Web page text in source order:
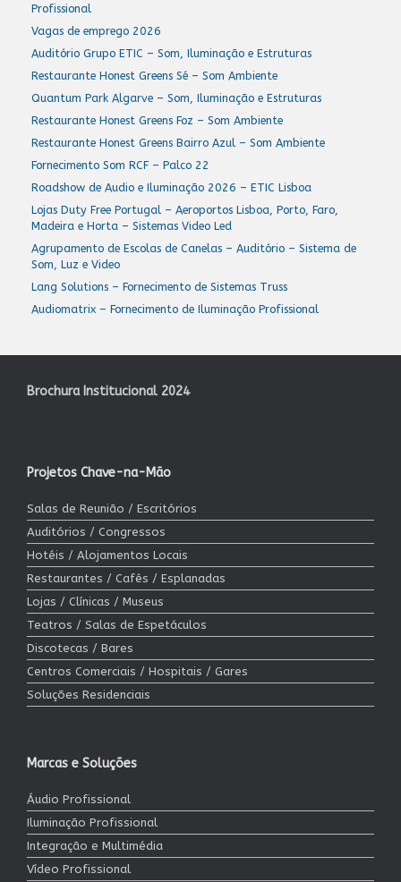
Profissional
Vagas de emprego 2026
Auditório Grupo ETIC – Som, Iluminação e Estruturas
Restaurante Honest Greens Sé – Som Ambiente
Quantum Park Algarve – Som, Iluminação e Estruturas
Restaurante Honest Greens Foz – Som Ambiente
Restaurante Honest Greens Bairro Azul – Som Ambiente
Fornecimento Som RCF – Palco 22
Roadshow de Audio e Iluminação 2026 – ETIC Lisboa
Lojas Duty Free Portugal – Aeroportos Lisboa, Porto, Faro,
Madeira e Horta – Sistemas Video Led
Agrupamento de Escolas de Canelas – Auditório – Sistema de
Som, Luz e Video
Lang Solutions – Fornecimento de Sistemas Truss
Audiomatrix – Fornecimento de Iluminação Profissional
Brochura Institucional 2024
Projetos Chave-na-Mão
Salas de Reunião / Escritórios
Auditórios / Congressos
Hotéis / Alojamentos Locais
Restaurantes / Cafés / Esplanadas
Lojas / Clínicas / Museus
Teatros / Salas de Espetáculos
Discotecas / Bares
Centros Comerciais / Hospitais / Gares
Soluções Residenciais
Marcas e Soluções
Áudio Profissional
Iluminação Profissional
Integração e Multimédia
Vídeo Profissional